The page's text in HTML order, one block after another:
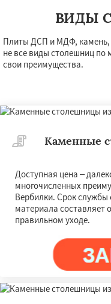
ВИДЫ
Плиты ДСП и МДФ, камень,
не все виды столешниц по
свои преимущества.
Каменные
Доступная цена –
многочисленных
Вербилки. Срок службы
материала составляет
правильном уходе.